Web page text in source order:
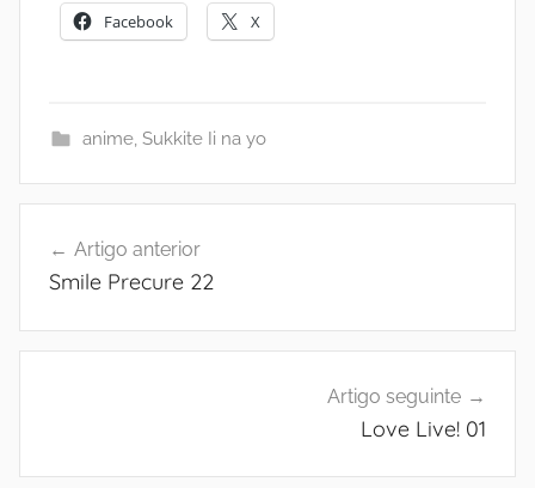
Facebook X
anime, Sukkite Ii na yo
de
Artigo anterior
Smile Precure 22
Artigo seguinte
Love Live! 01